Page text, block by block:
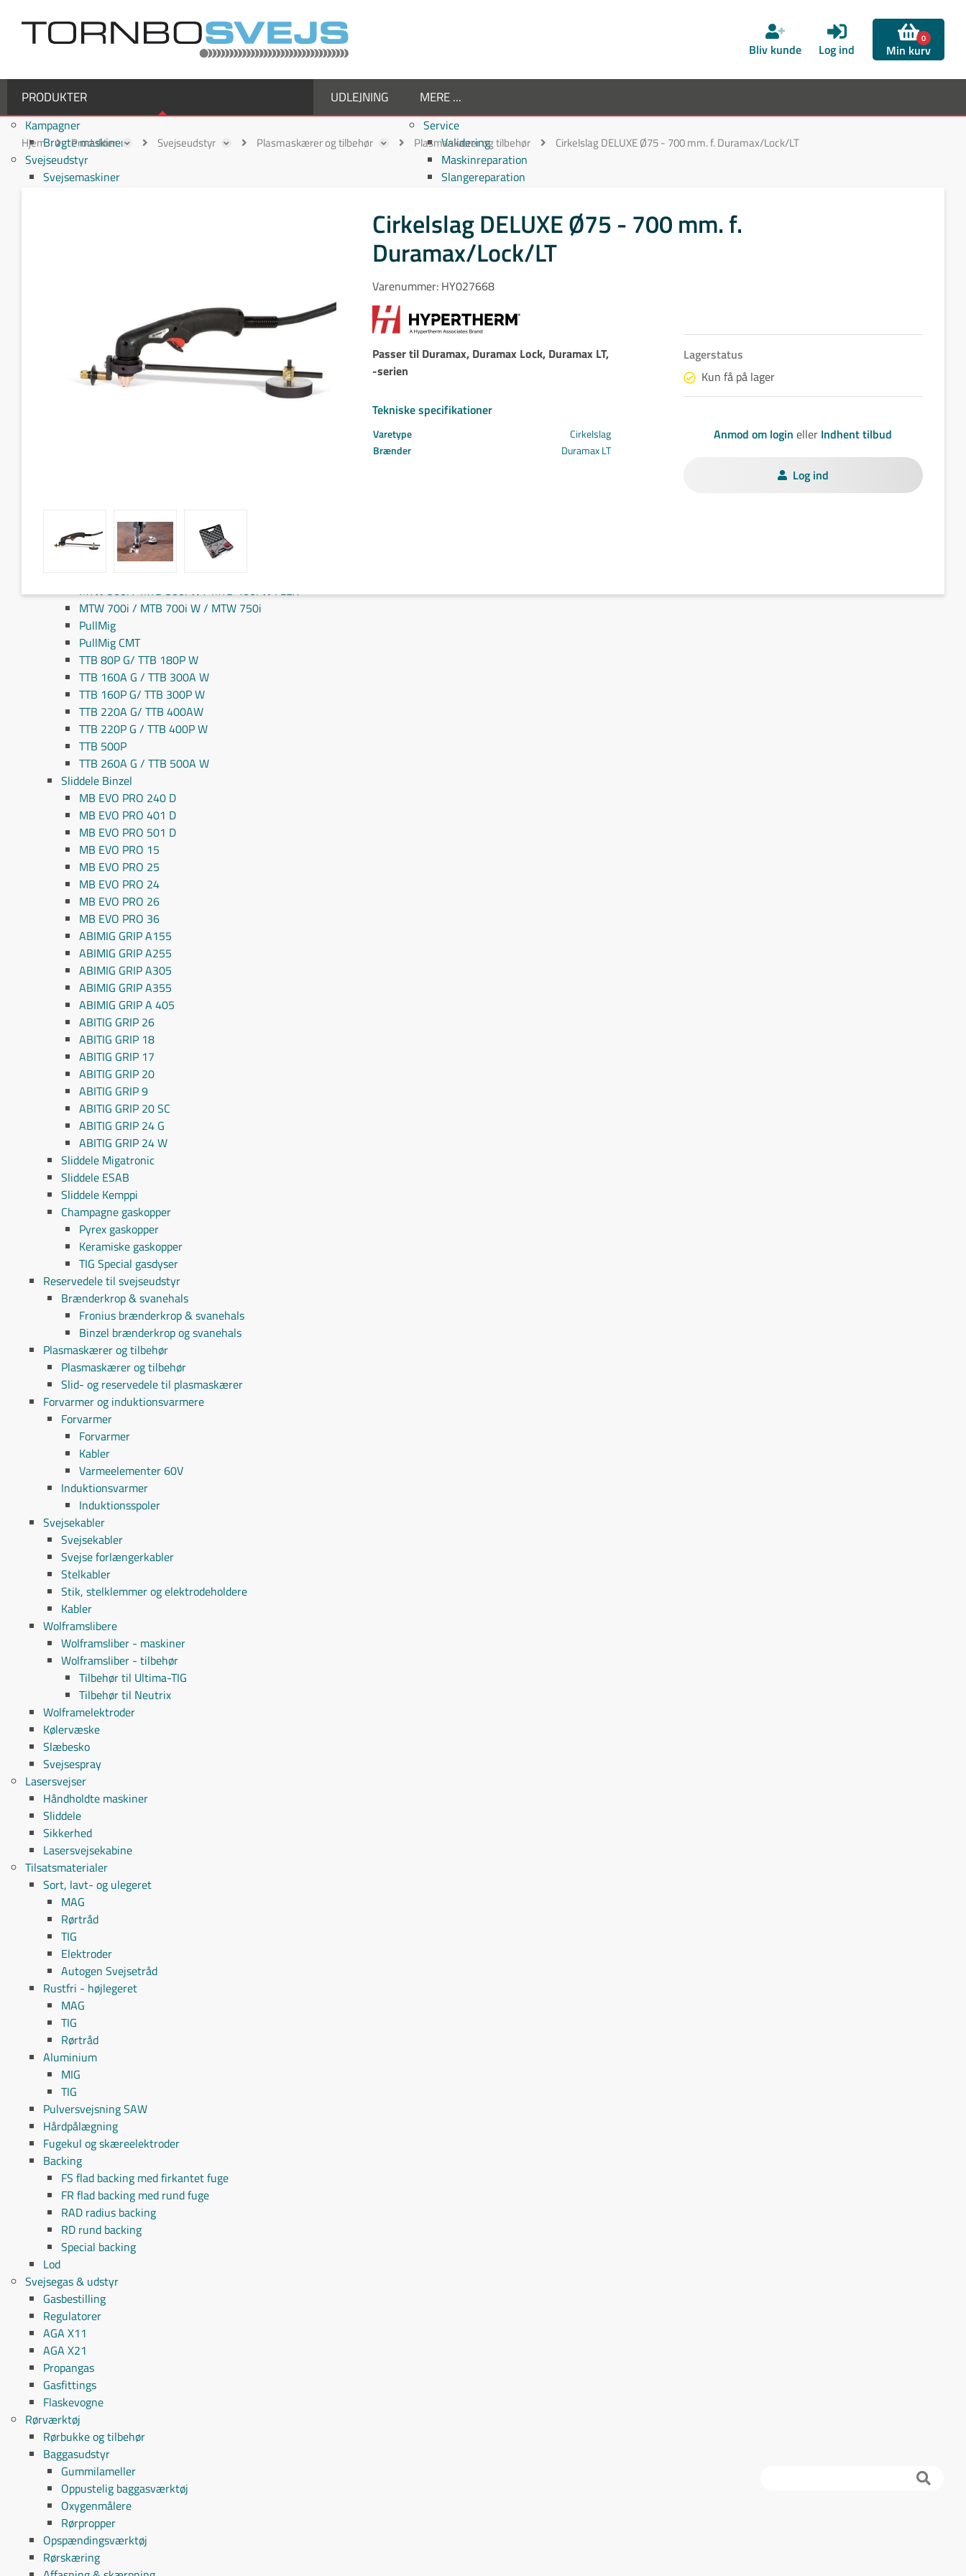
Bliv kunde Log ind
0
Min kurv
PRODUKTER
Kampagner
Brugte maskiner
Svejseudstyr
Svejsemaskiner
Fronius svejseslanger
Fronius MIG/MAG svejseslanger
Fronius TIG svejseslanger
Sliddele til svejseslanger
Sliddele Fronius
MTG 550i / MTB 550i G
MTW 250i / MTB 250i W
MTB 330i W / MTB 200i G FLEX
MTW 500i / MTB 500i W / MTB 400i W FLEX
MTW 700i / MTB 700i W / MTW 750i
PullMig
PullMig CMT
TTB 80P G/ TTB 180P W
TTB 160A G / TTB 300A W
TTB 160P G/ TTB 300P W
TTB 220A G/ TTB 400AW
TTB 220P G / TTB 400P W
TTB 500P
TTB 260A G / TTB 500A W
Sliddele Binzel
MB EVO PRO 240 D
MB EVO PRO 401 D
MB EVO PRO 501 D
MB EVO PRO 15
MB EVO PRO 25
MB EVO PRO 24
MB EVO PRO 26
MB EVO PRO 36
ABIMIG GRIP A155
ABIMIG GRIP A255
ABIMIG GRIP A305
ABIMIG GRIP A355
ABIMIG GRIP A 405
ABITIG GRIP 26
ABITIG GRIP 18
ABITIG GRIP 17
ABITIG GRIP 20
ABITIG GRIP 9
ABITIG GRIP 20 SC
ABITIG GRIP 24 G
ABITIG GRIP 24 W
Sliddele Migatronic
Sliddele ESAB
Sliddele Kemppi
Champagne gaskopper
Pyrex gaskopper
Keramiske gaskopper
TIG Special gasdyser
Reservedele til svejseudstyr
Brænderkrop & svanehals
Fronius brænderkrop & svanehals
Binzel brænderkrop og svanehals
Plasmaskærer og tilbehør
Plasmaskærer og tilbehør
Slid- og reservedele til plasmaskærer
Forvarmer og induktionsvarmere
Forvarmer
Forvarmer
Kabler
Varmeelementer 60V
Induktionsvarmer
Induktionsspoler
Svejsekabler
Svejsekabler
Svejse forlængerkabler
Stelkabler
Stik, stelklemmer og elektrodeholdere
Kabler
Wolframslibere
Wolframsliber - maskiner
Wolframsliber - tilbehør
Tilbehør til Ultima-TIG
Tilbehør til Neutrix
Wolframelektroder
Kølervæske
Slæbesko
Svejsespray
Lasersvejser
Håndholdte maskiner
Sliddele
Sikkerhed
Lasersvejsekabine
Tilsatsmaterialer
Sort, lavt- og ulegeret
MAG
Rørtråd
TIG
Elektroder
Autogen Svejsetråd
Rustfri - højlegeret
MAG
TIG
Rørtråd
Aluminium
MIG
TIG
Pulversvejsning SAW
Hårdpålægning
Fugekul og skæreelektroder
Backing
FS flad backing med firkantet fuge
FR flad backing med rund fuge
RAD radius backing
RD rund backing
Special backing
Lod
Svejsegas & udstyr
Gasbestilling
Regulatorer
AGA X11
AGA X21
Propangas
Gasfittings
Flaskevogne
Rørværktøj
Rørbukke og tilbehør
Baggasudstyr
Gummilameller
Oppustelig baggasværktøj
Oxygenmålere
Rørpropper
Opspændingsværktøj
Rørskæring
UDLEJNING MERE ...
Service
Validering
Maskinreparation
Slangereparation
Virksomheden
Supplier
Medarbejdere
Job hos TornboSvejs
Kvalitetspolitik
Nyheder hos TornboSvejs
Svejs projektet sammen
Kom i mål med dit projekt
Fliess
Fronius
Hjem Produkter Svejseudstyr Plasmaskærer og tilbehør Plasmaskærer og tilbehør Cirkelslag DELUXE Ø75 - 700 mm. f. Duramax/Lock/LT
Cirkelslag DELUXE Ø75 - 700 mm. f.
Duramax/Lock/LT
Varenummer: HY027668
Passer til Duramax, Duramax Lock, Duramax LT,
-serien
Tekniske specifikationer
Varetype
Cirkelslag
Brænder
Duramax LT
Lagerstatus
Kun få på lager
Anmod om login eller Indhent tilbud
Log ind